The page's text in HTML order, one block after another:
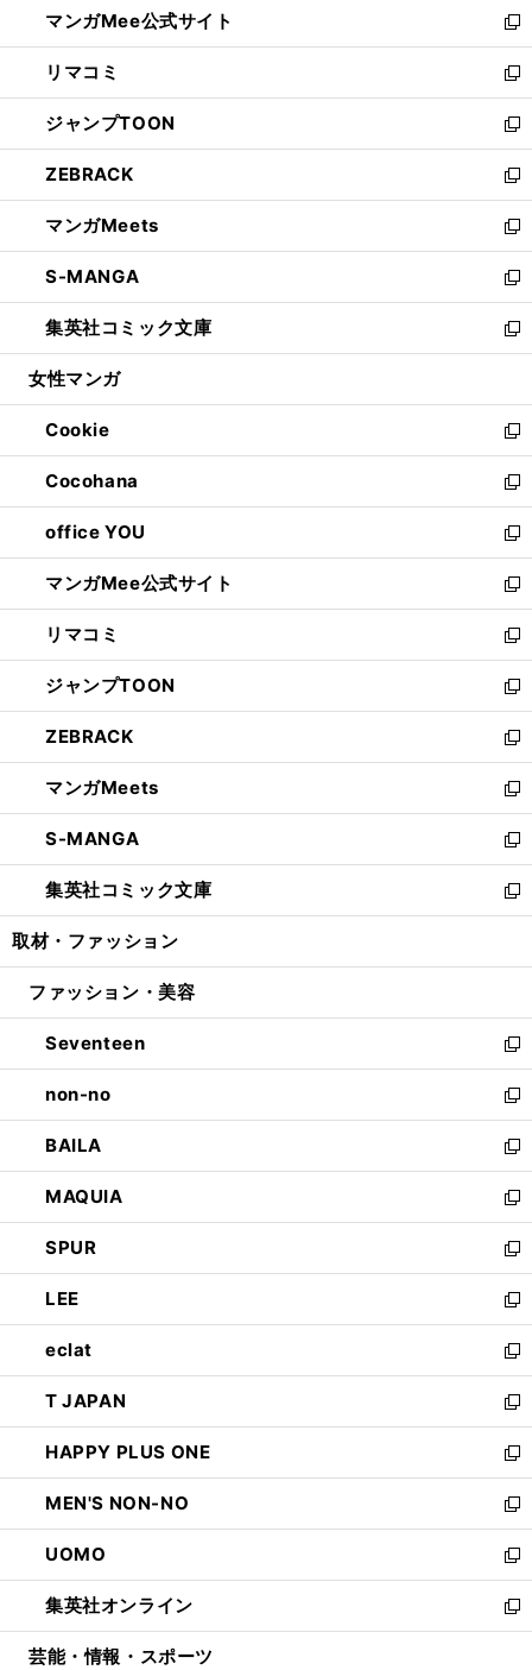
く
ド
ウ
で
開
く
ィ
ン
ド
ウ
で
開
く
い
ウ
ィ
ン
ド
ウ
で
開
く
マンガMee公式サイト
新
し
い
ウ
ィ
ン
ド
ウ
で
開
く
リマコミ
新
し
い
ウ
ィ
ン
ド
ウ
で
開
く
ジャンプTOON
新
し
い
ウ
ィ
ン
ド
ウ
で
開
ZEBRACK
新
し
い
ウ
ィ
ン
ド
ウ
開
く
マンガMeets
新
し
い
ウ
ィ
ン
ウ
で
開
く
S-MANGA
新
し
い
ウ
ン
ド
ウ
で
開
く
集英社コミック文庫
新
し
ウ
ィ
ン
ド
ウ
で
開
く
女性マンガ
Cookie
新
し
い
ウ
ィ
ン
ド
ウ
で
開
く
Cocohana
新
し
い
ウ
ィ
ン
ド
ウ
で
開
く
office YOU
新
し
い
ウ
ィ
ン
ド
ウ
で
開
く
マンガMee公式サイト
新
し
い
ウ
ィ
ン
ド
ウ
で
開
く
リマコミ
新
し
い
ウ
ィ
ン
ド
ウ
で
開
く
ジャンプTOON
新
し
い
ウ
ィ
ン
ド
ウ
で
開
ZEBRACK
新
し
い
ウ
ィ
ン
ド
ウ
開
マンガMeets
新
し
い
ウ
ィ
ン
ウ
開
く
S-MANGA
新
し
い
ウ
ン
ウ
で
開
く
集英社コミック文庫
新
し
ウ
ン
ド
ウ
で
開
く
取材・ファッション
ファッション・美容
Seventeen
新
し
い
ウ
ィ
ン
ド
ウ
で
開
く
non-no
新
し
い
ウ
ィ
ン
ド
ウ
で
開
く
BAILA
新
し
い
ウ
ィ
ン
ド
ウ
で
開
く
MAQUIA
新
し
い
ウ
ィ
ン
ド
ウ
で
開
く
SPUR
新
し
い
ウ
ィ
ン
ド
ウ
で
開
く
LEE
新
し
い
ウ
ィ
ン
ド
ウ
で
開
く
eclat
新
し
い
ウ
ィ
ン
ド
ウ
で
開
く
T JAPAN
新
し
い
ウ
ィ
ン
ド
ウ
で
開
HAPPY PLUS ONE
新
し
い
ウ
ィ
ン
ド
ウ
MEN'S NON-NO
新
し
い
ウ
ィ
ン
UOMO
新
し
い
ウ
集英社オンライン
新
し
芸能・情報・スポーツ